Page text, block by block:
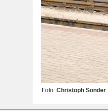
Foto: Christoph Sonder